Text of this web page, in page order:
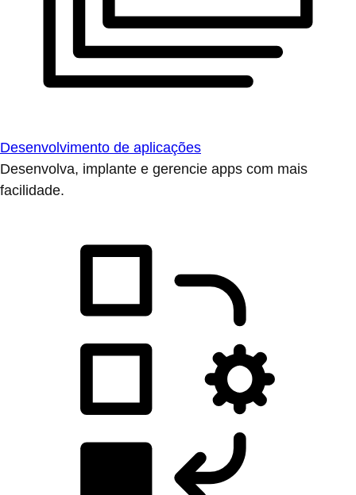
Desenvolvimento de aplicações
Desenvolva, implante e gerencie apps com mais
facilidade.